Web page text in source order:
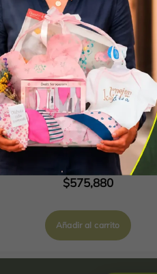
Ancheta 1117 – 21
$575,880
Añadir al carrito